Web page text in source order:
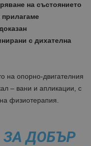
на състоянието
прилагаме
с дихателна
на опорно-двигателния
– вани и апликации, с
физиотерапия.
ДОБЪР